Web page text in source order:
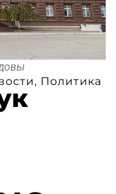
, Политика